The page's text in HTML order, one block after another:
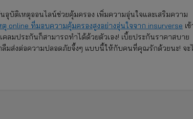
บัติเหตุออนไลน์ช่วยคุ้มครอง เพิ่มความอุ่นใจและเสริมความ
online ที่มอบความคุ้มครองสูงอย่างอุ่นใจจาก insurverse เ
มประกันก็สามารถทำได้ด้วยตัวเอง! เบี้ยประกันราคาสบาย
ลืมส่งต่อความปลอดภัยจึ้งๆ แบบนี้ให้กับคนที่คุณรักด้วยนะ! จะ